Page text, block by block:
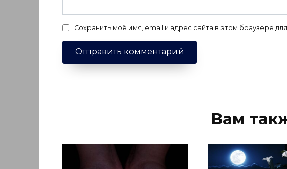
Сохранить моё имя, email и адрес сайта в этом браузере
Вам